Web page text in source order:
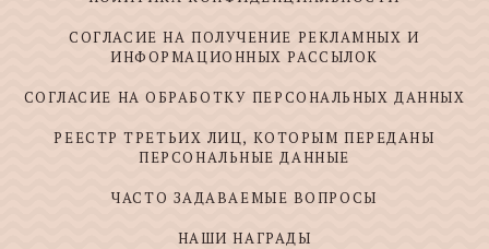
СОГЛАСИЕ НА ПОЛУЧЕНИЕ РЕКЛАМНЫХ И
ИНФОРМАЦИОННЫХ РАССЫЛОК
СОГЛАСИЕ НА ОБРАБОТКУ ПЕРСОНАЛЬНЫХ ДАННЫХ
РЕЕСТР ТРЕТЬИХ ЛИЦ, КОТОРЫМ ПЕРЕДАНЫ
ПЕРСОНАЛЬНЫЕ ДАННЫЕ
ЧАСТО ЗАДАВАЕМЫЕ ВОПРОСЫ
НАШИ НАГРАДЫ